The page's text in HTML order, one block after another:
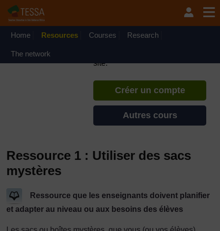
Home Resources Courses Research
The network
TESSA - République du
Si vous créez un compte, vous
site.
Créer un compte
Autres cours
Ressource 1 : Utiliser des sacs
mystères
Ressource que les enseignants doivent planifier
et adapter au niveau ou aux besoins des élèves